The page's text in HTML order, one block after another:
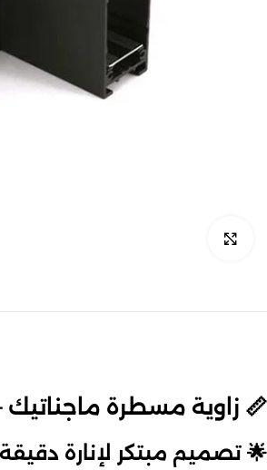
📏 زاوية مسطرة ماجناتيك
🌟 تصميم مبتكر لإنارة دقيقة